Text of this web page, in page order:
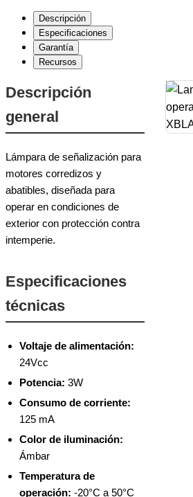
Descripción
Especificaciones
Garantía
Recursos
Descripción
general
Lámpara de señalización para
motores corredizos y
abatibles, diseñada para
operar en condiciones de
exterior con protección contra
intemperie.
Especificaciones
técnicas
Voltaje de alimentación:
24Vcc
Potencia: 3W
Consumo de corriente:
125 mA
Color de iluminación:
Ámbar
Temperatura de
operación: -20°C a 50°C